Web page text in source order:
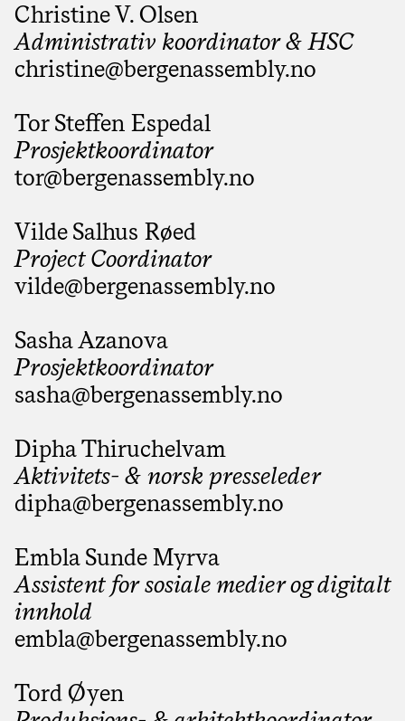
Christine V. Olsen
Administrativ koordinator & HSC
christine@­bergenassembly.no
Tor Steffen Espedal
Prosjektkoordinator
tor@­bergenassembly.no
Vilde Salhus Røed
Project Coordinator
vilde@­bergenassembly.no
Sasha Azanova
Prosjektkoordinator
sasha@­bergenassembly.no
Dipha Thiruchelvam
Aktivitets- & norsk presseleder
dipha@­bergenassembly.no
Embla Sunde Myrva
Assistent for sosiale medier og digitalt
innhold
embla@­bergenassembly.no
Tord Øyen